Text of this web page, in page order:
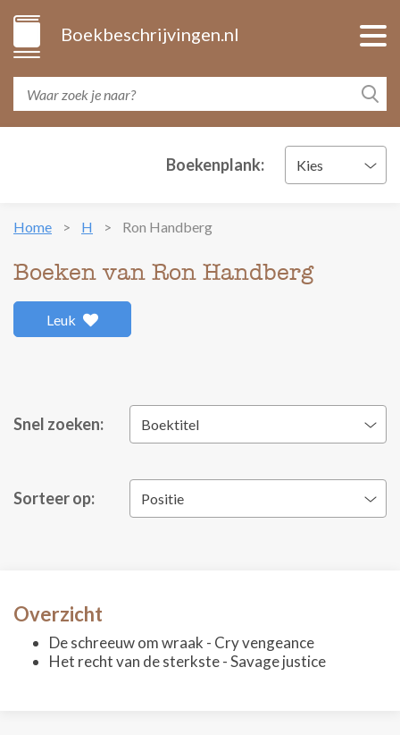
Boekbeschrijvingen.nl
Boekenplank: Kies
Home H Ron Handberg
Boeken van Ron Handberg
Leuk
Snel zoeken: Boektitel
Sorteer op: Positie
Overzicht
De schreeuw om wraak - Cry vengeance
Het recht van de sterkste - Savage justice